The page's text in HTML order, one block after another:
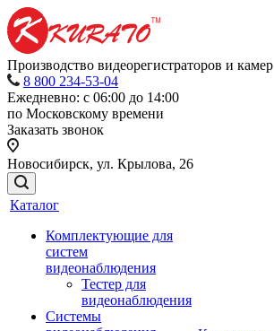
Производство видеорегистраторов и камер
8 800 234-53-04
Ежедневно: с 06:00 до 14:00
по Московскому времени
Заказать звонок
Новосибирск, ул. Крылова, 26
Каталог
Комплектующие для
систем
видеонаблюдения
Тестер для
видеонаблюдения
Системы